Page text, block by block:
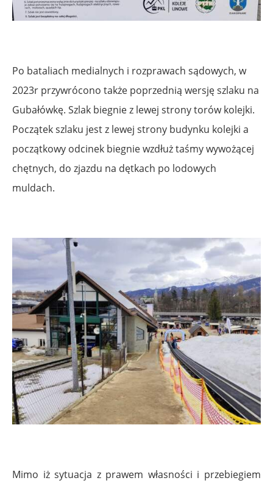
Po bataliach medialnych i rozprawach sądowych, w
2023r przywrócono także poprzednią wersję szlaku na
Gubałówkę. Szlak biegnie z lewej strony torów kolejki.
Początek szlaku jest z lewej strony budynku kolejki a
początkowy odcinek biegnie wzdłuż taśmy wywożącej
chętnych, do zjazdu na dętkach po lodowych
muldach.
Mimo iż sytuacja z prawem własności i przebiegiem